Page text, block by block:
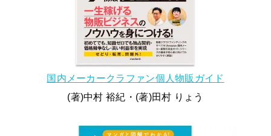
国内メーカークラファン個人物販ガイド
(著)中村 裕紀・(著)田村 りょう